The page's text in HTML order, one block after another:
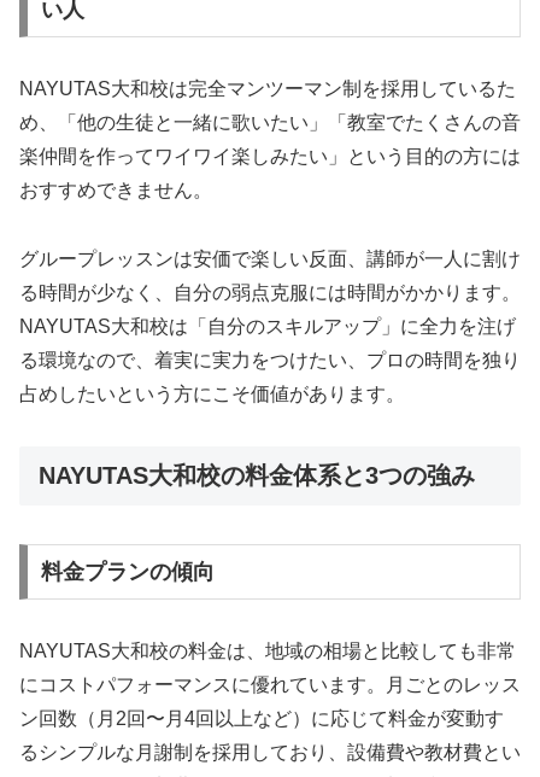
い人
NAYUTAS大和校は完全マンツーマン制を採用しているた
め、「他の生徒と一緒に歌いたい」「教室でたくさんの音
楽仲間を作ってワイワイ楽しみたい」という目的の方には
おすすめできません。
グループレッスンは安価で楽しい反面、講師が一人に割け
る時間が少なく、自分の弱点克服には時間がかかります。
NAYUTAS大和校は「自分のスキルアップ」に全力を注げ
る環境なので、着実に実力をつけたい、プロの時間を独り
占めしたいという方にこそ価値があります。
NAYUTAS大和校の料金体系と3つの強み
料金プランの傾向
NAYUTAS大和校の料金は、地域の相場と比較しても非常
にコストパフォーマンスに優れています。月ごとのレッス
ン回数（月2回〜月4回以上など）に応じて料金が変動す
るシンプルな月謝制を採用しており、設備費や教材費とい